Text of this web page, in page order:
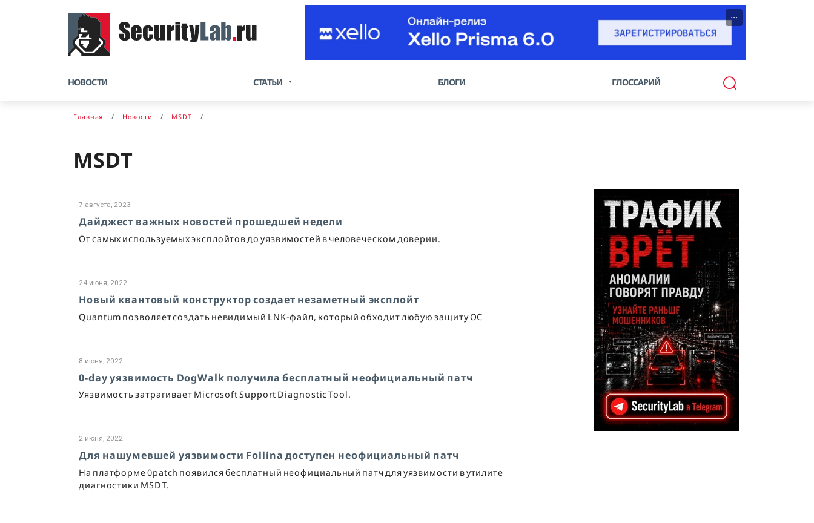
···
НОВОСТИ СТАТЬИ БЛОГИ ГЛОССАРИЙ
Главная Новости MSDT
MSDT
7 августа, 2023
Дайджест важных новостей прошедшей недели
От самых используемых эксплойтов до уязвимостей в человеческом доверии.
24 июня, 2022
Новый квантовый конструктор создает незаметный эксплойт
Quantum позволяет создать невидимый LNK-файл, который обходит любую защиту ОС
8 июня, 2022
0-day уязвимость DogWalk получила бесплатный неофициальный патч
Уязвимость затрагивает Microsoft Support Diagnostic Tool.
2 июня, 2022
Для нашумевшей уязвимости Follina доступен неофициальный патч
На платформе 0patch появился бесплатный неофициальный патч для уязвимости в утилите
диагностики MSDT.